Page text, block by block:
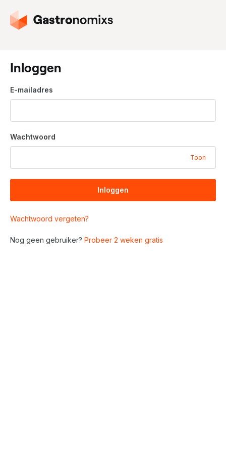
G
a
a
r
d
e
o
m
e
a
g
n
a
Inloggen
E-mailadres
Wachtwoord
Toon
Inloggen
Wachtwoord vergeten?
Nog geen gebruiker? Probeer 2 weken gratis